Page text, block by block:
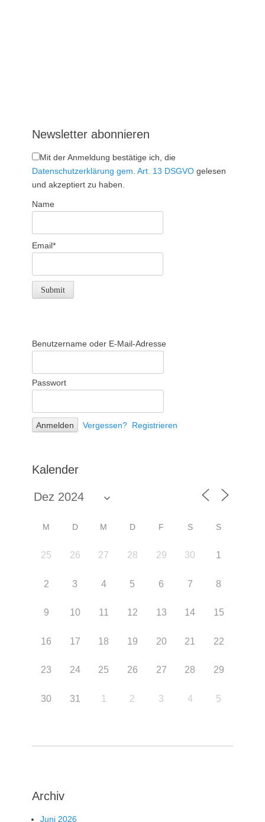
Newsletter abonnieren
Mit der Anmeldung bestätige ich, die
Datenschutzerklärung gem. Art. 13 DSGVO gelesen
und akzeptiert zu haben.
Name
Email*
Benutzername oder E-Mail-Adresse
Passwort
Vergessen? Registrieren
Kalender
M D M D F S S
25 26 27 28 29 30 1
2 3 4 5 6 7 8
9 10 11 12 13 14 15
16 17 18 19 20 21 22
23 24 25 26 27 28 29
30 31 1 2 3 4 5
Archiv
Juni 2026